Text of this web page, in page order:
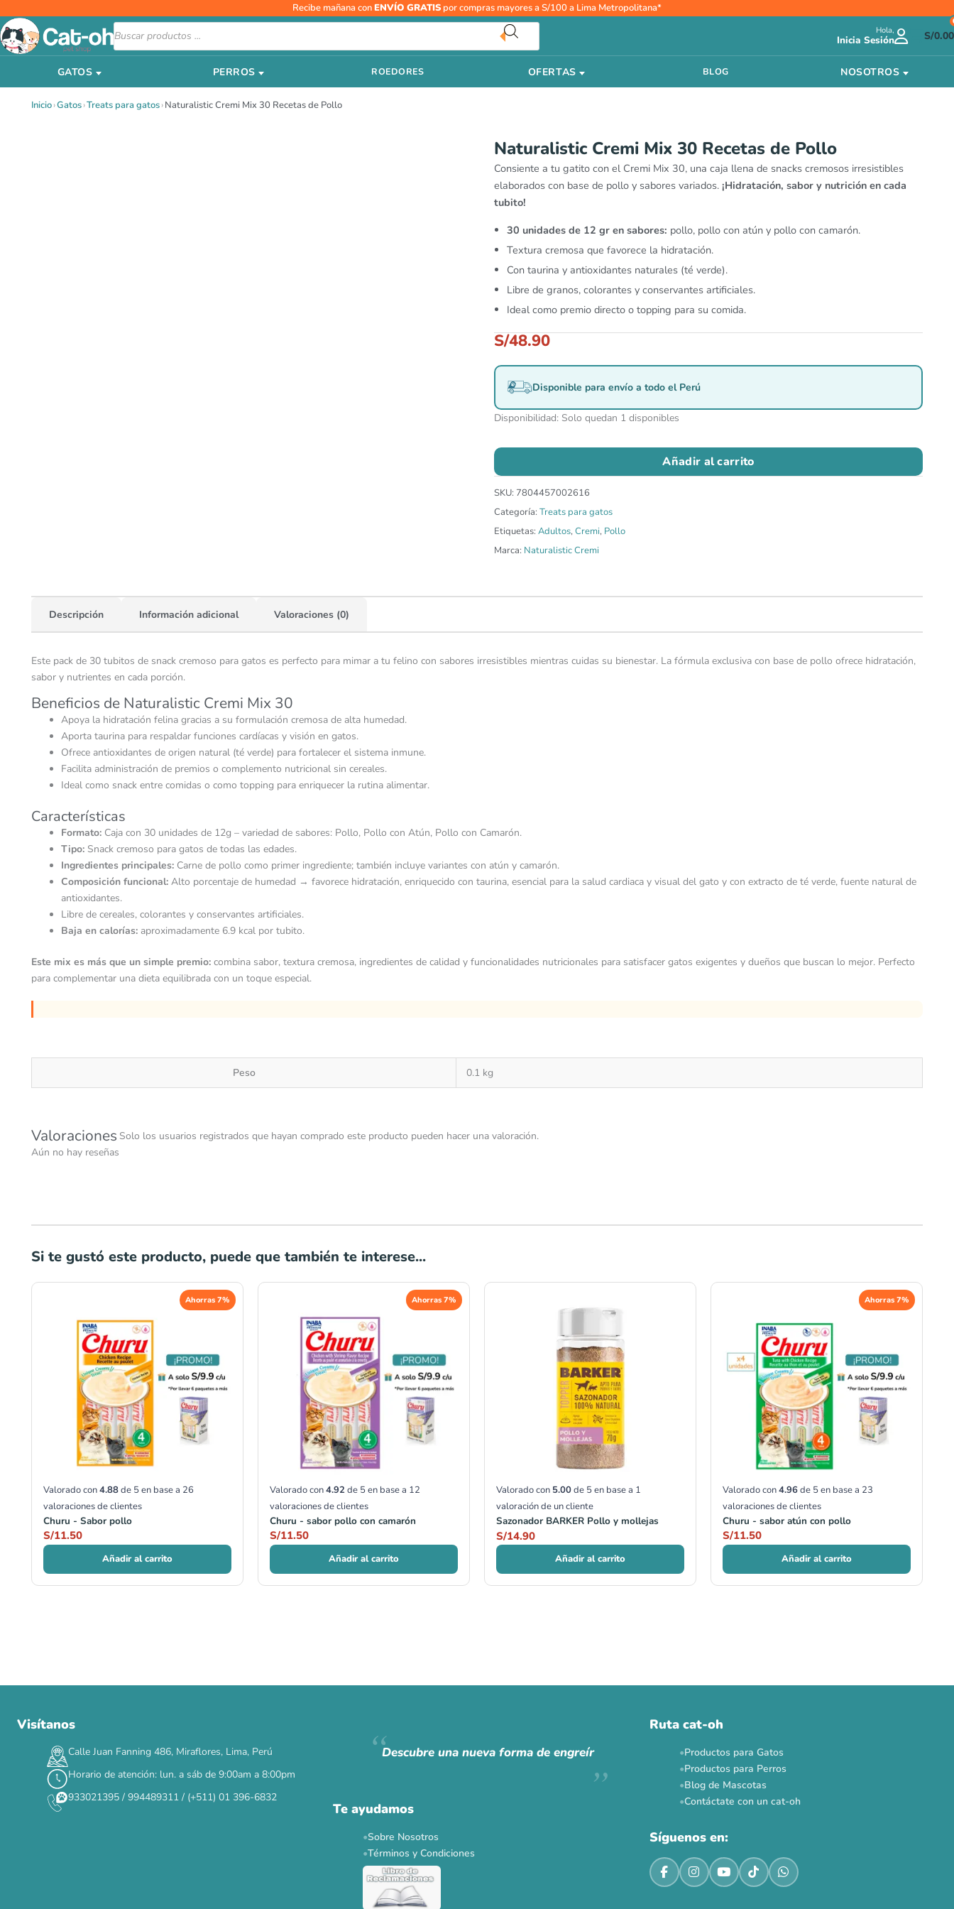
al
contenido
Recibe mañana conENVÍO GRATIS por compras mayores a S/100 a Lima Metropolitana*
Búsqueda
de
productos
Hola,
Inicia Sesión S/0.00
GATOS PERROS ROEDORES OFERTAS BLOG NOSOTROS
Inicio›Gatos›Treats para gatos›Naturalistic Cremi Mix 30 Recetas de Pollo
Naturalistic Cremi Mix 30 Recetas de Pollo
Consiente a tu gatito con el Cremi Mix 30, una caja llena de snacks cremosos irresistibles
elaborados con base de pollo y sabores variados. ¡Hidratación, sabor y nutrición en cada
tubito!
30 unidades de 12 gr en sabores: pollo, pollo con atún y pollo con camarón.
Textura cremosa que favorece la hidratación.
Con taurina y antioxidantes naturales (té verde).
Libre de granos, colorantes y conservantes artificiales.
Ideal como premio directo o topping para su comida.
S/48.90
Disponible para envío a todo el Perú
Disponibilidad: Solo quedan 1 disponibles
Naturalistic
Cremi
Mix
30
de
Añadir al carrito
SKU: 7804457002616
Categoría: Treats para gatos
Etiquetas: Adultos,Cremi, Pollo
Marca: Naturalistic Cremi
Descripción Información adicional Valoraciones (0)
Este pack de 30 tubitos de snack cremoso para gatos es perfecto para mimar a tu felino con sabores irresistibles mientras cuidas su bienestar. La fórmula exclusiva con base de pollo ofrece hidratación,
sabor y nutrientes en cada porción.
Beneficios de Naturalistic Cremi Mix 30
Apoya la hidratación felina gracias a su formulación cremosa de alta humedad.
Aporta taurina para respaldar funciones cardíacas y visión en gatos.
Ofrece antioxidantes de origen natural (té verde) para fortalecer el sistema inmune.
Facilita administración de premios o complemento nutricional sin cereales.
Ideal como snack entre comidas o como topping para enriquecer la rutina alimentar.
Características
Formato: Caja con 30 unidades de 12g – variedad de sabores: Pollo, Pollo con Atún, Pollo con Camarón.
Tipo: Snack cremoso para gatos de todas las edades.
Ingredientes principales: Carne de pollo como primer ingrediente; también incluye variantes con atún y camarón.
Composición funcional: Alto porcentaje de humedad → favorece hidratación, enriquecido con taurina, esencial para la salud cardiaca y visual del gato y con extracto de té verde, fuente natural de
antioxidantes.
Libre de cereales, colorantes y conservantes artificiales.
Baja en calorías: aproximadamente 6.9 kcal por tubito.
Este mix es más que un simple premio: combina sabor, textura cremosa, ingredientes de calidad y funcionalidades nutricionales para satisfacer gatos exigentes y dueños que buscan lo mejor. Perfecto
para complementar una dieta equilibrada con un toque especial.
Peso 0.1 kg
Valoraciones
Aún no hay reseñas
Solo los usuarios registrados que hayan comprado este producto pueden hacer una valoración.
Si te gustó este producto, puede que también te interese...
Ahorras 7%
Valorado con4.88de 5 en base a 26
valoraciones de clientes
Churu - Sabor pollo
S/11.50
Añadir al carrito
Ahorras 7%
Valorado con4.92de 5 en base a 12
valoraciones de clientes
Churu - sabor pollo con camarón
S/11.50
Añadir al carrito
Valorado con 5.00de 5 en base a 1
valoración de un cliente
Sazonador BARKER Pollo y mollejas
S/14.90
Añadir al carrito
Ahorras 7%
Valorado con4.96de 5 en base a 23
valoraciones de clientes
Churu - sabor atún con pollo
S/11.50
Añadir al carrito
✕
CAT WEEK · 4 AL 8 DE AGOSTO
Visítanos
Calle Juan Fanning 486, Miraflores, Lima, Perú
Horario de atención: lun. a sáb de 9:00am a 8:00pm
933021395 / 994489311 / (+511) 01 396-6832
Descubre una nueva forma de engreír
Te ayudamos
Sobre Nosotros
Términos y Condiciones
Ruta cat-oh
Productos para Gatos
Productos para Perros
Blog de Mascotas
Contáctate con un cat-oh
Síguenos en: